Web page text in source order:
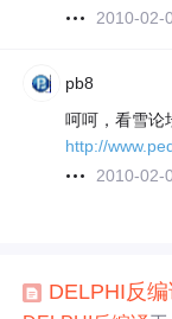
2010-02-
pb8
呵呵，看雪论
http://
2010-02-
DELPHI反